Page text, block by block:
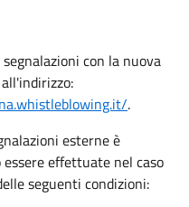
con la nuova
.
esterne è
essere effettuate nel caso
seguenti condizioni: